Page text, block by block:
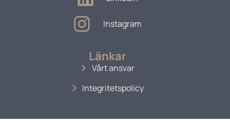
Instagram
Länkar
Vårt ansvar
Integritetspolicy